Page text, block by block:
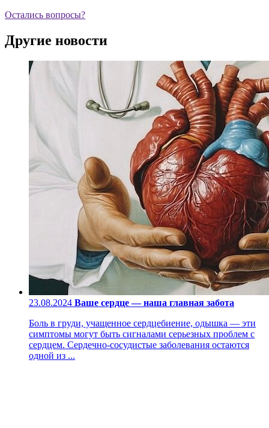
Остались вопросы?
Другие новости
23.08.2024 Ваше сердце — наша главная забота
Боль в груди, учащенное сердцебиение, одышка — эти
симптомы могут быть сигналами серьезных проблем с
сердцем. Сердечно-сосудистые заболевания остаются
одной из ...